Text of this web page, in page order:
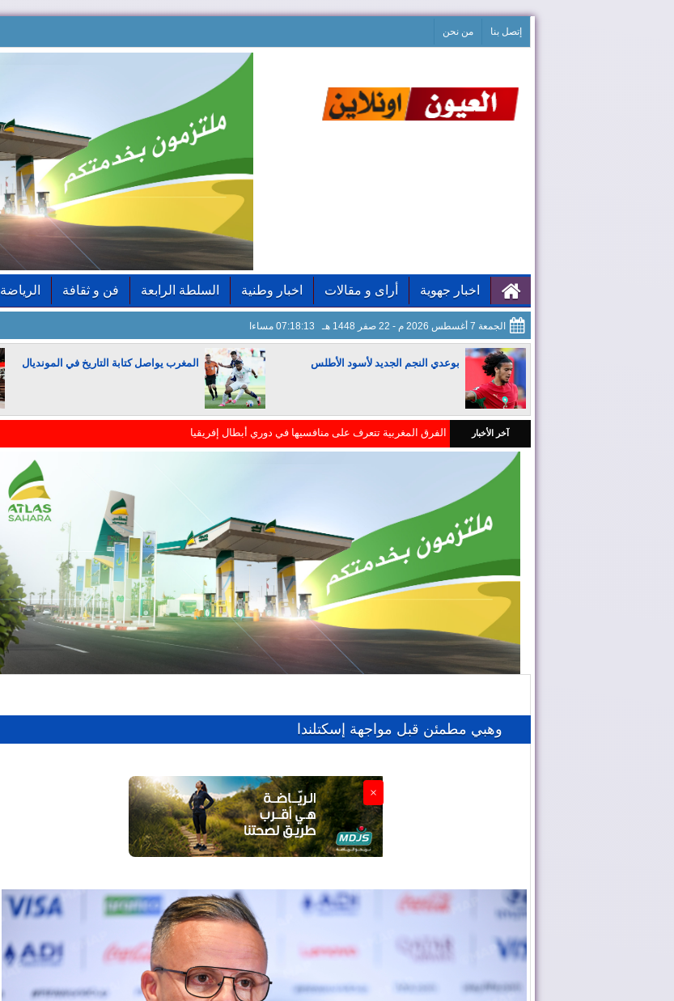
إتصل بنا من نحن
اخبار جهوية أراى و مقالات اخبار وطنية السلطة الرابعة فن و ثقافة الرياضة
الجمعة 7 أغسطس 2026 م - 22 صفر 1448 هـ 07:18:14 مساءا
بوعدي النجم الجديد لأسود الأطلس المغرب يواصل كتابة التاريخ في المونديال
المغرب يجذب كبار المستثمرين الجزائر تستسلم لفرنسا آخر الأخبار
إعادة القاصرين غير المرفوقين خيار ثابت وفق التعليمات الملكية
أربعة أولويات تؤطر مشروع قانون المالية 2027
فيفا تعقد اجتماعا “بنّاءً وإيجابياً” في الرباط
موجة الحر تستمر في المغرب
ملك إسبانيا يهنئ جلالة الملك بمناسبة عيد العرش
المغرب يعزز أسطوله الجوي لمكافحة حرائق الغابات
تختار أوطو هول موزعًا حصريًا لعلامتها في المغرب iCAUR
المغرب ضمن كبار العالم في جذب الاستثمارات التنموية
الفرق المغربية تتعرف على منافسيها في دوري أبطال إفريقيا
وهبي مطمئن قبل مواجهة إسكتلندا
×